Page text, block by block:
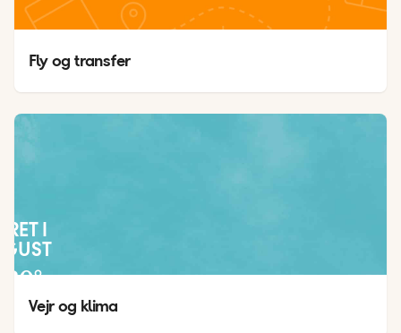
Fly og transfer
I
30°
17°
Vejr og klima